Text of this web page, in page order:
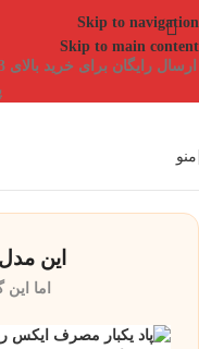
Skip to navigation
Skip to main content
منو
این
اما